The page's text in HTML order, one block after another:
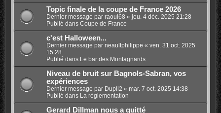
Topic finale de la coupe de France 2026
Dernier message par raoul68 « jeu. 4 déc. 2025 21:28
Publié dans Coupe de France
c'est Halloween...
Dernier message par neaultphilippe « ven. 31 oct. 2025
15:28
Publié dans Le bar des Montagnards
Niveau de bruit sur Bagnols-Sabran, vos
expériences
Dernier message par Dupli2 « mar. 7 oct. 2025 14:38
Publié dans La règlementation
Gerard Dillman nous a quitté